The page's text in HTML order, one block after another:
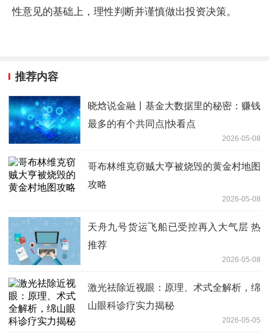
性意见的基础上，理性判断并谨慎做出投资决策。
推荐内容
晓焓说金融丨基金大数据里的秘密：赚钱
最多的有个共同点|快看点
2026-05-08
哥布林维克窃贼大亨被烧毁的黄金村地图
攻略
2026-05-08
天舟九号货运飞船已受控再入大气层 热
推荐
2026-05-08
激光祛除近视眼：原理、术式全解析，绵
山眼科诊疗实力揭秘
2026-05-05